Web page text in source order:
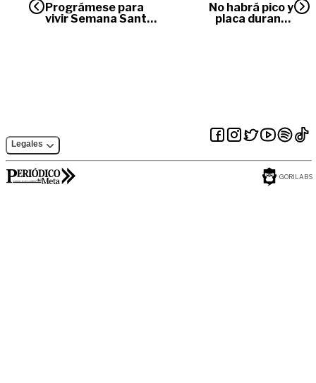
Prográmese para
vivir Semana Santa
No habrá pico y
placa durante
Legales
GORILABS